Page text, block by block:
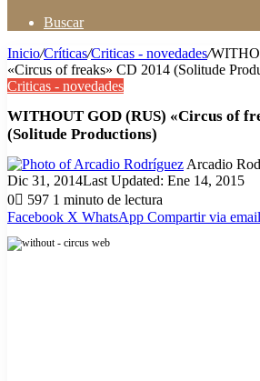
Buscar
Inicio/Críticas/Criticas - novedades/
«Circus of freaks» CD 2014 (Solitude
Criticas - novedades
WITHOUT GOD (RUS) «Circus of
(Solitude Productions)
Arcadio
Dic 31, 2014Last Updated: Ene 14, 2015
0
597 1 minuto de lectura
Facebook X WhatsApp Compartir via email